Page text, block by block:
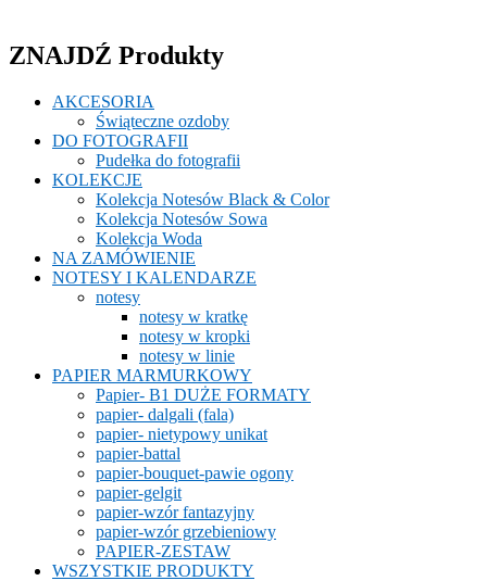
ZNAJDŹ Produkty
AKCESORIA
Świąteczne ozdoby
DO FOTOGRAFII
Pudełka do fotografii
KOLEKCJE
Kolekcja Notesów Black & Color
Kolekcja Notesów Sowa
Kolekcja Woda
NA ZAMÓWIENIE
NOTESY I KALENDARZE
notesy
notesy w kratkę
notesy w kropki
notesy w linie
PAPIER MARMURKOWY
Papier- B1 DUŻE FORMATY
papier- dalgali (fala)
papier- nietypowy unikat
papier-battal
papier-bouquet-pawie ogony
papier-gelgit
papier-wzór fantazyjny
papier-wzór grzebieniowy
PAPIER-ZESTAW
WSZYSTKIE PRODUKTY